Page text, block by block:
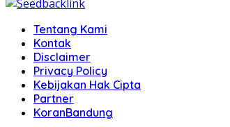
Tentang Kami
Kontak
Disclaimer
Privacy Policy
Kebijakan Hak Cipta
Partner
KoranBandung